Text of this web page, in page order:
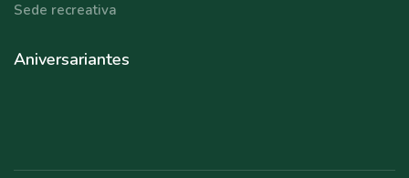
Sede recreativa
Aniversariantes